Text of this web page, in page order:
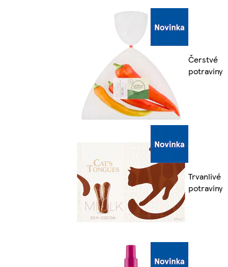
Čerstvé
potraviny
Trvanlivé
potraviny